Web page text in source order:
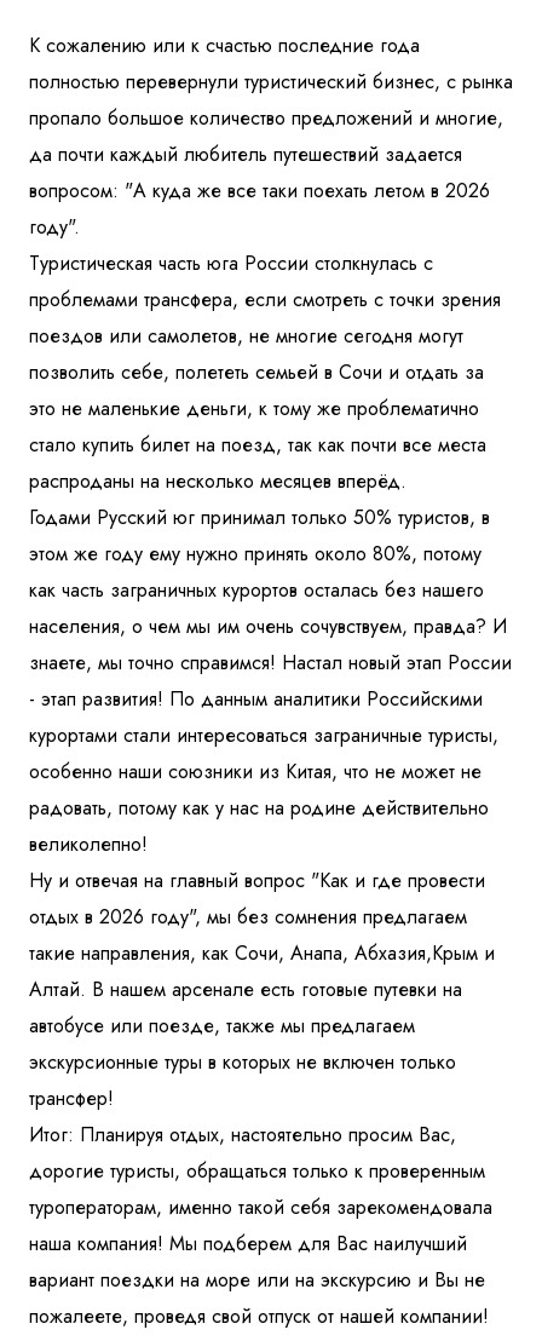
К сожалению или к счастью последние года
полностью перевернули туристический бизнес, с рынка
пропало большое количество предложений и многие,
да почти каждый любитель путешествий задается
вопросом: "А куда же все таки поехать летом в 2026
году".
Туристическая часть юга России столкнулась с
проблемами трансфера, если смотреть с точки зрения
поездов или самолетов, не многие сегодня могут
позволить себе, полететь семьей в Сочи и отдать за
это не маленькие деньги, к тому же проблематично
стало купить билет на поезд, так как почти все места
распроданы на несколько месяцев вперёд.
Годами Русский юг принимал только 50% туристов, в
этом же году ему нужно принять около 80%, потому
как часть заграничных курортов осталась без нашего
населения, о чем мы им очень сочувствуем, правда? И
знаете, мы точно справимся! Настал новый этап России
- этап развития! По данным аналитики Российскими
курортами стали интересоваться заграничные туристы,
особенно наши союзники из Китая, что не может не
радовать, потому как у нас на родине действительно
великолепно!
Ну и отвечая на главный вопрос "Как и где провести
отдых в 2026 году", мы без сомнения предлагаем
такие направления, как Сочи, Анапа, Абхазия,Крым и
Алтай. В нашем арсенале есть готовые путевки на
автобусе или поезде, также мы предлагаем
экскурсионные туры в которых не включен только
трансфер!
Итог: Планируя отдых, настоятельно просим Вас,
дорогие туристы, обращаться только к проверенным
туроператорам, именно такой себя зарекомендовала
наша компания! Мы подберем для Вас наилучший
вариант поездки на море или на экскурсию и Вы не
пожалеете, проведя свой отпуск от нашей компании!